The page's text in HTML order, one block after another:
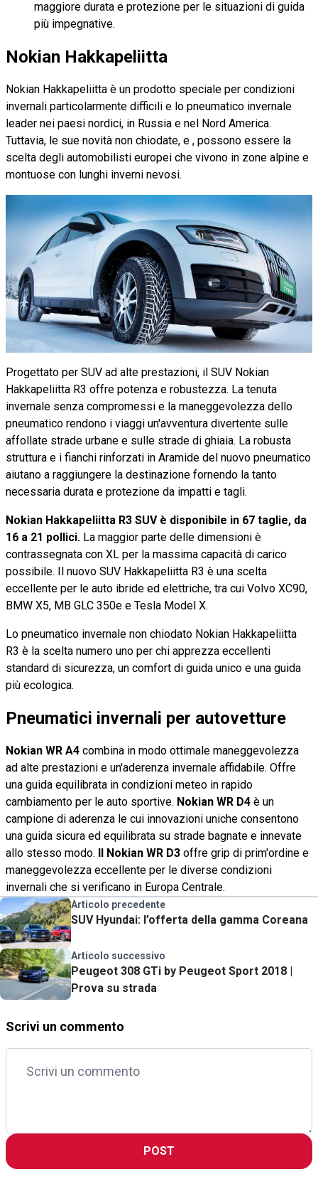
maggiore durata e protezione per le situazioni di guida
più impegnative.
Nokian Hakkapeliitta
Nokian Hakkapeliitta è un prodotto speciale per condizioni
invernali particolarmente difficili e lo pneumatico invernale
leader nei paesi nordici, in Russia e nel Nord America.
Tuttavia, le sue novità non chiodate, e , possono essere la
scelta degli automobilisti europei che vivono in zone alpine e
montuose con lunghi inverni nevosi.
Progettato per SUV ad alte prestazioni, il SUV Nokian
Hakkapeliitta R3 offre potenza e robustezza. La tenuta
invernale senza compromessi e la maneggevolezza dello
pneumatico rendono i viaggi un'avventura divertente sulle
affollate strade urbane e sulle strade di ghiaia. La robusta
struttura e i fianchi rinforzati in Aramide del nuovo pneumatico
aiutano a raggiungere la destinazione fornendo la tanto
necessaria durata e protezione da impatti e tagli.
Nokian Hakkapeliitta R3 SUV è disponibile in 67 taglie, da
16 a 21 pollici. La maggior parte delle dimensioni è
contrassegnata con XL per la massima capacità di carico
possibile. Il nuovo SUV Hakkapeliitta R3 è una scelta
eccellente per le auto ibride ed elettriche, tra cui Volvo XC90,
BMW X5, MB GLC 350e e Tesla Model X.
Lo pneumatico invernale non chiodato Nokian Hakkapeliitta
R3 è la scelta numero uno per chi apprezza eccellenti
standard di sicurezza, un comfort di guida unico e una guida
più ecologica.
Pneumatici invernali per autovetture
Nokian WR A4 combina in modo ottimale maneggevolezza
ad alte prestazioni e un'aderenza invernale affidabile. Offre
una guida equilibrata in condizioni meteo in rapido
cambiamento per le auto sportive. Nokian WR D4 è un
campione di aderenza le cui innovazioni uniche consentono
una guida sicura ed equilibrata su strade bagnate e innevate
allo stesso modo. Il Nokian WR D3 offre grip di prim'ordine e
maneggevolezza eccellente per le diverse condizioni
invernali che si verificano in Europa Centrale.
Articolo precedente
SUV Hyundai: l’offerta della gamma Coreana
Articolo successivo
Peugeot 308 GTi by Peugeot Sport 2018 |
Prova su strada
Scrivi un commento
POST